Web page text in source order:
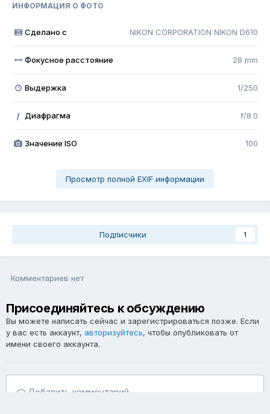
ИНФОРМАЦИЯ О ФОТО
Сделано с NIKON CORPORATION NIKON D610
Фокусное расстояние 28 mm
Выдержка 1/250
f Диафрагма f/8.0
Значение ISO 100
Просмотр полной EXIF информации
Подписчики 1
Комментариев нет
Присоединяйтесь к обсуждению
Вы можете написать сейчас и зарегистрироваться позже. Если
у вас есть аккаунт, авторизуйтесь, чтобы опубликовать от
имени своего аккаунта.
Добавить комментарий...